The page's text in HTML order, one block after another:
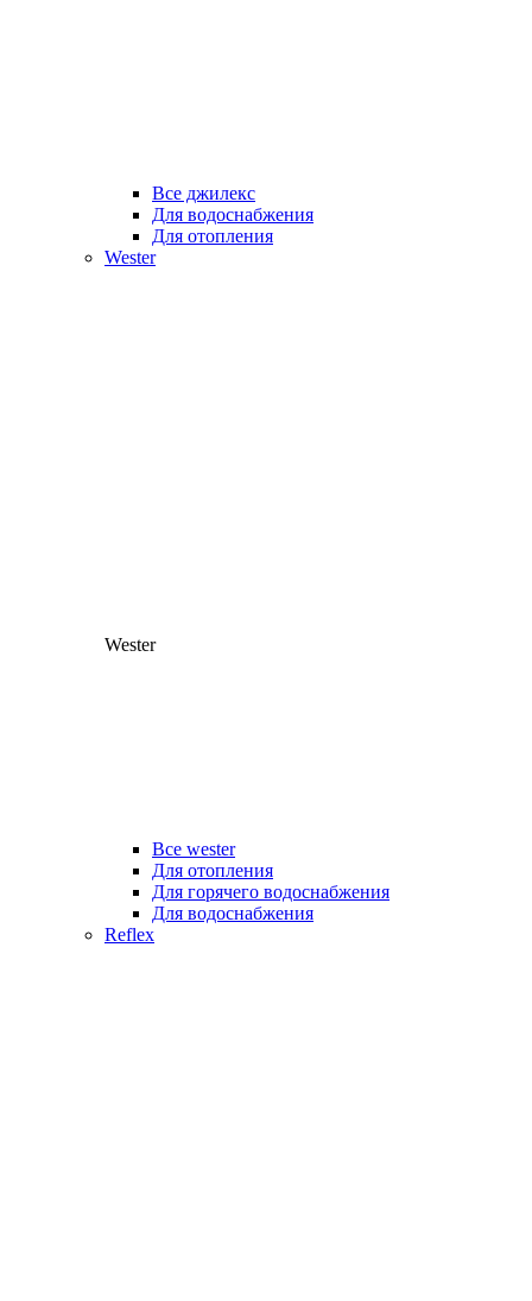
Все джилекс
Для водоснабжения
Для отопления
Wester
Wester
Все wester
Для отопления
Для горячего водоснабжения
Для водоснабжения
Reflex